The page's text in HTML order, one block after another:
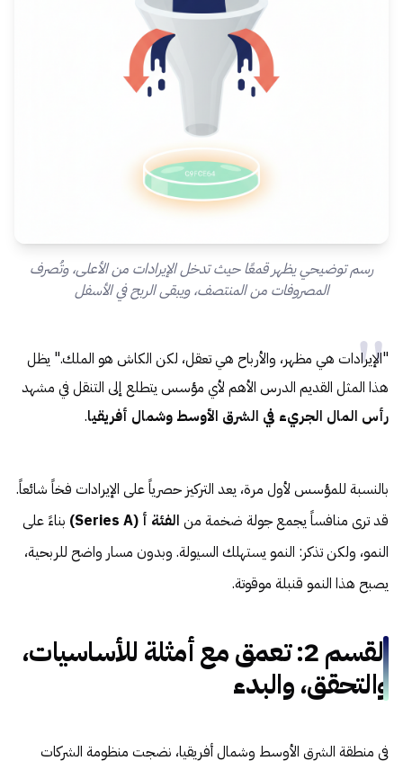
رسم توضيحي يظهر قمعًا حيث تدخل الإيرادات من الأعلى، وتُصرف
المصروفات من المنتصف، ويبقى الربح في الأسفل
"الإيرادات هي مظهر، والأرباح هي تعقل، لكن الكاش هو الملك." يظل
هذا المثل القديم الدرس الأهم لأي مؤسس يتطلع إلى التنقل في مشهد
رأس المال الجريء في الشرق الأوسط وشمال أفريقيا.
بالنسبة للمؤسس لأول مرة، يعد التركيز حصرياً على الإيرادات فخاً شائعاً.
قد ترى منافساً يجمع جولة ضخمة من الفئة أ (Series A)
بناءً على
النمو، ولكن تذكر: النمو يستهلك السيولة. وبدون مسار واضح للربحية،
يصبح هذا النمو قنبلة موقوتة.
القسم 2: تعمق مع أمثلة للأساسيات،
والتحقق، والبدء
في منطقة الشرق الأوسط وشمال أفريقيا، نضجت منظومة الشركات